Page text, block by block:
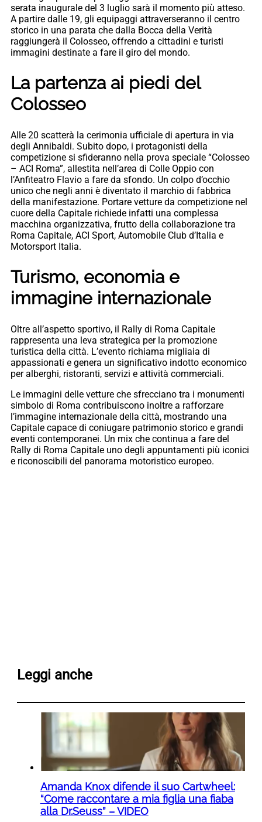
serata inaugurale del 3 luglio sarà il momento più atteso.
A partire dalle 19, gli equipaggi attraverseranno il centro
storico in una parata che dalla Bocca della Verità
raggiungerà il Colosseo, offrendo a cittadini e turisti
immagini destinate a fare il giro del mondo.
La partenza ai piedi del
Colosseo
Alle 20 scatterà la cerimonia ufficiale di apertura in via
degli Annibaldi. Subito dopo, i protagonisti della
competizione si sfideranno nella prova speciale “Colosseo
– ACI Roma”, allestita nell’area di Colle Oppio con
l’Anfiteatro Flavio a fare da sfondo. Un colpo d’occhio
unico che negli anni è diventato il marchio di fabbrica
della manifestazione. Portare vetture da competizione nel
cuore della Capitale richiede infatti una complessa
macchina organizzativa, frutto della collaborazione tra
Roma Capitale, ACI Sport, Automobile Club d’Italia e
Motorsport Italia.
Turismo, economia e
immagine internazionale
Oltre all’aspetto sportivo, il Rally di Roma Capitale
rappresenta una leva strategica per la promozione
turistica della città. L’evento richiama migliaia di
appassionati e genera un significativo indotto economico
per alberghi, ristoranti, servizi e attività commerciali.
Le immagini delle vetture che sfrecciano tra i monumenti
simbolo di Roma contribuiscono inoltre a rafforzare
l’immagine internazionale della città, mostrando una
Capitale capace di coniugare patrimonio storico e grandi
eventi contemporanei. Un mix che continua a fare del
Rally di Roma Capitale uno degli appuntamenti più iconici
e riconoscibili del panorama motoristico europeo.
Leggi anche
Amanda Knox difende il suo Cartwheel:
“Come raccontare a mia figlia una fiaba
alla Dr.Seuss” – VIDEO